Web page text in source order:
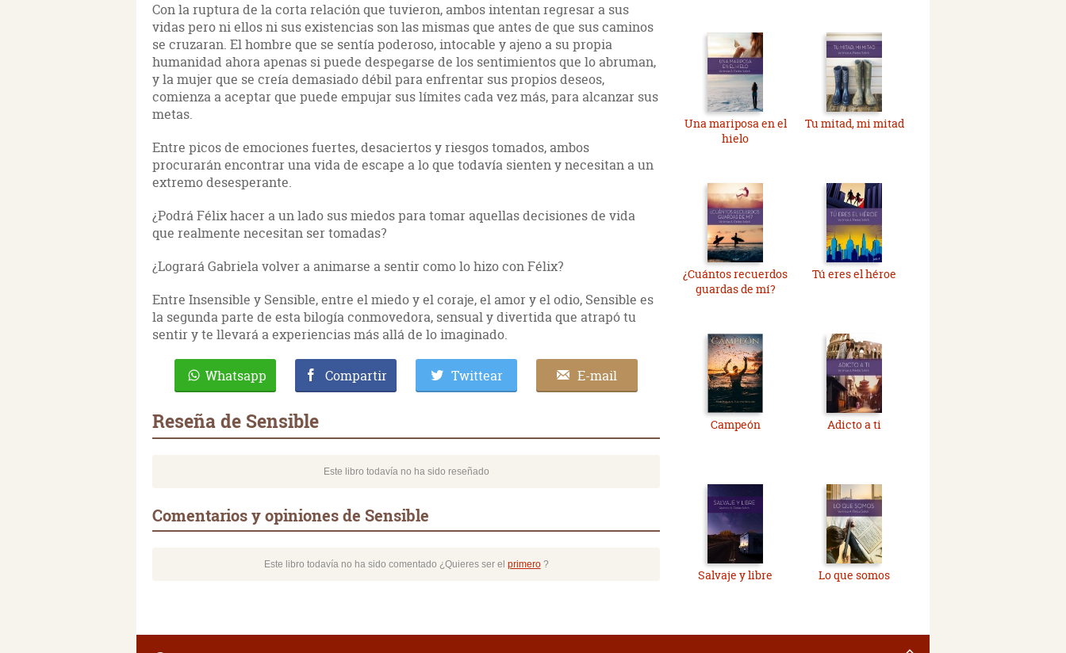
Con la ruptura de la corta relación que tuvieron, ambos intentan regresar a sus
vidas pero ni ellos ni sus existencias son las mismas que antes de que sus caminos
se cruzaran. El hombre que se sentía poderoso, intocable y ajeno a su propia
humanidad ahora apenas si puede despegarse de los sentimientos que lo abruman,
y la mujer que se creía demasiado débil para enfrentar sus propios deseos,
comienza a aceptar que puede empujar sus límites cada vez más, para alcanzar sus
metas.
Entre picos de emociones fuertes, desaciertos y riesgos tomados, ambos
procurarán encontrar una vida de escape a lo que todavía sienten y necesitan a un
extremo desesperante.
¿Podrá Félix hacer a un lado sus miedos para tomar aquellas decisiones de vida
que realmente necesitan ser tomadas?
¿Logrará Gabriela volver a animarse a sentir como lo hizo con Félix?
Entre Insensible y Sensible, entre el miedo y el coraje, el amor y el odio, Sensible es
la segunda parte de esta bilogía conmovedora, sensual y divertida que atrapó tu
sentir y te llevará a experiencias más allá de lo imaginado.
Whatsapp Compartir Twittear E-mail
Reseña de Sensible
Este libro todavía no ha sido reseñado
Comentarios y opiniones de Sensible
Este libro todavía no ha sido comentado ¿Quieres ser el primero?
Una mariposa en el
hielo
Tu mitad, mi mitad
¿Cuántos recuerdos
guardas de mí?
Tú eres el héroe
Campeón Adicto a ti
Salvaje y libre Lo que somos